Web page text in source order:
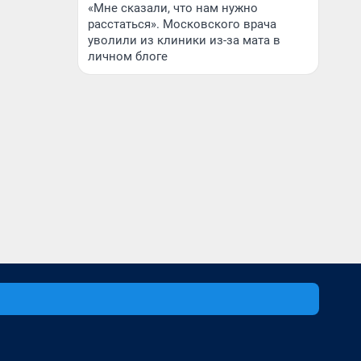
«Мне сказали, что нам нужно
расстаться». Московского врача
уволили из клиники из-за мата в
личном блоге